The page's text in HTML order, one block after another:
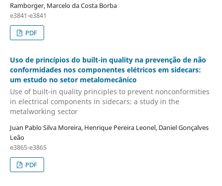
Ramborger, Marcelo da Costa Borba
e3841-e3841
PDF
Uso de princípios do built-in quality na prevenção de não
conformidades nos componentes elétricos em sidecars:
um estudo no setor metalomecânico
Use of built-in quality principles to prevent nonconformities
in electrical components in sidecars: a study in the
metalworking sector
Juan Pablo Silva Moreira, Henrique Pereira Leonel, Daniel Gonçalves
Leão
e3865-e3865
PDF